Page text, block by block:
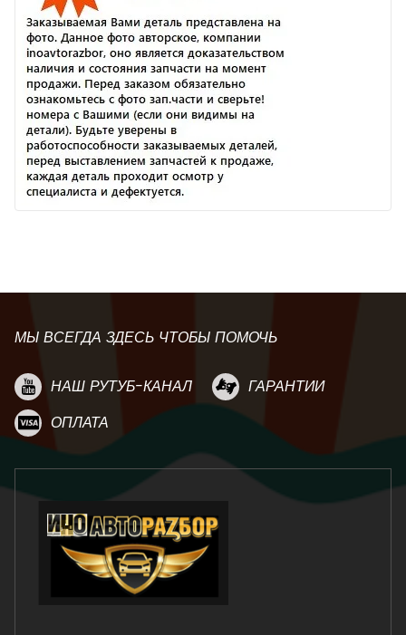
МЫ ВСЕГДА ЗДЕСЬ ЧТОБЫ ПОМОЧЬ
НАШ РУТУБ-КАНАЛ
ГАРАНТИИ
ОПЛАТА